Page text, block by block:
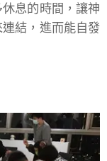
息的時間，讓神
結，進而能自發